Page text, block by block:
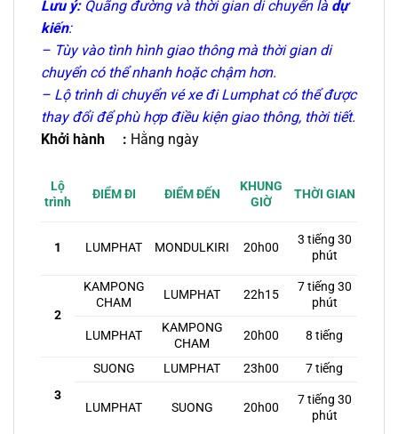
Lưu ý: Quãng đường và thời gian di chuyển là dự
kiến:
– Tùy vào tình hình giao thông mà thời gian di
chuyển có thể nhanh hoặc chậm hơn.
– Lộ trình di chuyển vé xe đi Lumphat có thể được
thay đổi để phù hợp điều kiện giao thông, thời tiết.
Khởi hành : Hằng ngày
Lộ
trình
ĐIỂM ĐI ĐIỂM ĐẾN
KHUNG
GIỜ
THỜI GIAN
1 LUMPHAT MONDULKIRI 20h00
3 tiếng 30
phút
2
KAMPONG
CHAM
LUMPHAT 22h15
7 tiếng 30
phút
LUMPHAT
KAMPONG
CHAM
20h00 8 tiếng
3
SUONG LUMPHAT 23h00 7 tiếng
LUMPHAT SUONG 20h00
7 tiếng 30
phút